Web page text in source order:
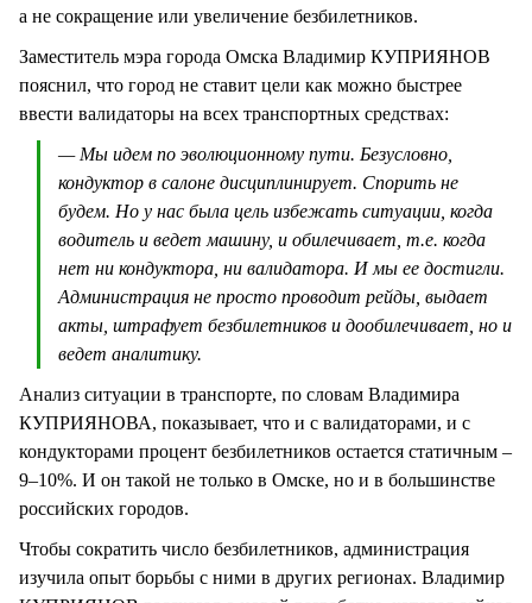
а не сокращение или увеличение безбилетников.
Заместитель мэра города Омска Владимир КУПРИЯНОВ
пояснил, что город не ставит цели как можно быстрее
ввести валидаторы на всех транспортных средствах:
— Мы идем по эволюционному пути. Безусловно,
кондуктор в салоне дисциплинирует. Спорить не
будем. Но у нас была цель избежать ситуации, когда
водитель и ведет машину, и обилечивает, т.е. когда
нет ни кондуктора, ни валидатора. И мы ее достигли.
Администрация не просто проводит рейды, выдает
акты, штрафует безбилетников и дообилечивает, но и
ведет аналитику.
Анализ ситуации в транспорте, по словам Владимира
КУПРИЯНОВА, показывает, что и с валидаторами, и с
кондукторами процент безбилетников остается статичным –
9–10%. И он такой не только в Омске, но и в большинстве
российских городов.
Чтобы сократить число безбилетников, администрация
изучила опыт борьбы с ними в других регионах. Владимир